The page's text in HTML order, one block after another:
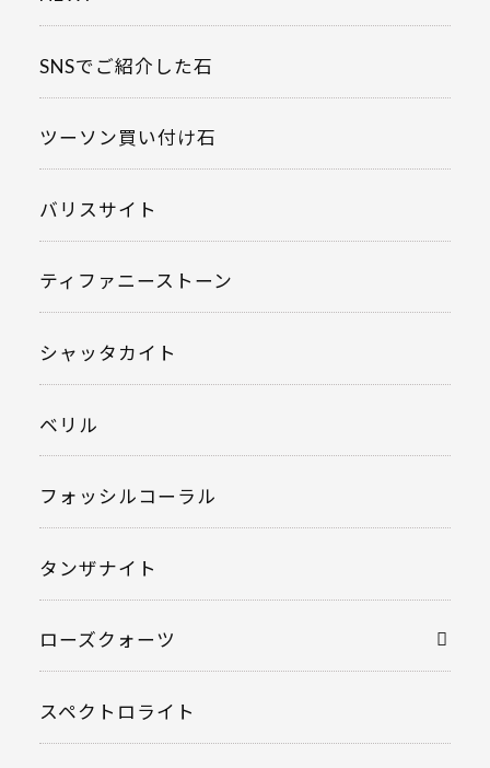
SNSでご紹介した石
ツーソン買い付け石
バリスサイト
ティファニーストーン
シャッタカイト
ベリル
フォッシルコーラル
タンザナイト
ローズクォーツ
スペクトロライト